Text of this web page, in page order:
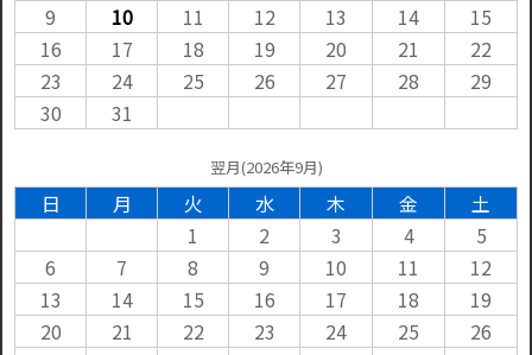
9
10 11 12 13 14
15
16
17 18 19 20 21
22
23
24 25 26 27 28
29
30
31
翌月(2026年9月)
日 月 火 水 木 金
土
1
2 3 4
5
6
7 8 9 10 11
12
13
14 15 16 17 18
19
20
21 22 23 24 25
26